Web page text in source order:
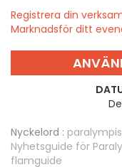
Registrera din
Marknadsför ditt
Nyckelord :
Nyhetsguide för
flamguide